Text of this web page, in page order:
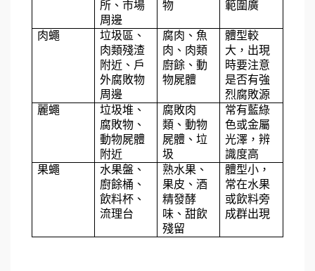
所、市場
周邊
物
範圍廣
肉蠅
垃圾區、
肉類殘渣
附近、戶
外腐敗物
周邊
腐肉、魚
肉、肉類
廚餘、動
物屍體
體型較
大，出現
時要注意
是否有強
烈腐敗源
麗蠅
垃圾堆、
腐敗物、
動物屍體
附近
腐敗肉
類、動物
屍體、垃
圾
常有藍綠
色或金屬
光澤，辨
識度高
果蠅
水果盤、
廚餘桶、
飲料杯、
流理台
熟水果、
果皮、酒
精發酵
味、甜飲
殘留
體型小，
常在水果
或飲料旁
成群出現